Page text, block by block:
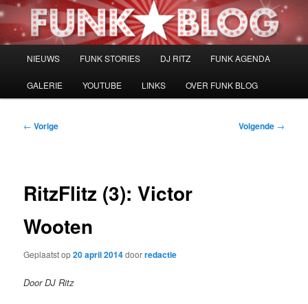
Spring
naar
NIEUWS FUNK STORIES DJ RITZ FUNK AGENDA
GALERIE YOUTUBE LINKS OVER FUNK BLOG
Bericht
← Vorige Volgende →
RitzFlitz (3): Victor
Wooten
Geplaatst op20 april 2014doorredactie
Door DJ Ritz